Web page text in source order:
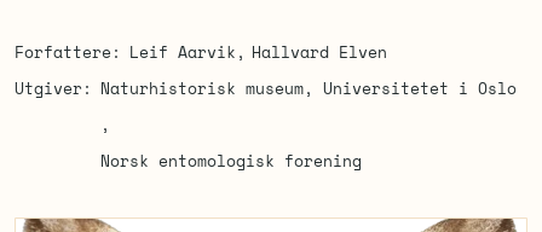
Forfattere Leif Aarvik
Hallvard Elven
Utgiver
Naturhistorisk museum, Universitetet i Oslo
Norsk entomologisk forening